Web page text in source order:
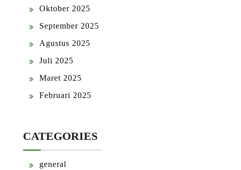
Oktober 2025
September 2025
Agustus 2025
Juli 2025
Maret 2025
Februari 2025
CATEGORIES
general